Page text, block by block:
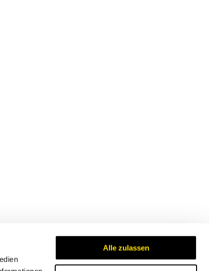
Alle zulassen